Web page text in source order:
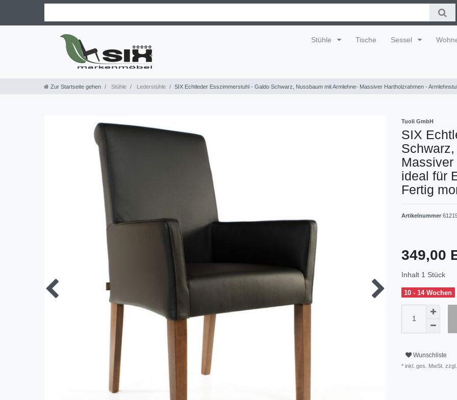
Stühle Tische Sessel
Zur Startseite gehen Stühle Lederstühle SIX Echtleder Esszimmerstuhl - Galdo Schwarz, Nussbaum mit Armlehne- Massiver Hartholzrahmen -
Tuoli GmbH
SIX
ideal für
Fertig
Artikelnummer
349,00
Inhalt 1 Stück
10 - 14 Wochen
Wunschliste
* inkl. ges. MwSt. zzgl.